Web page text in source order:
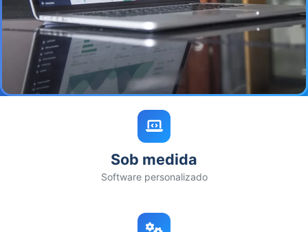
Sob medida
Software personalizado